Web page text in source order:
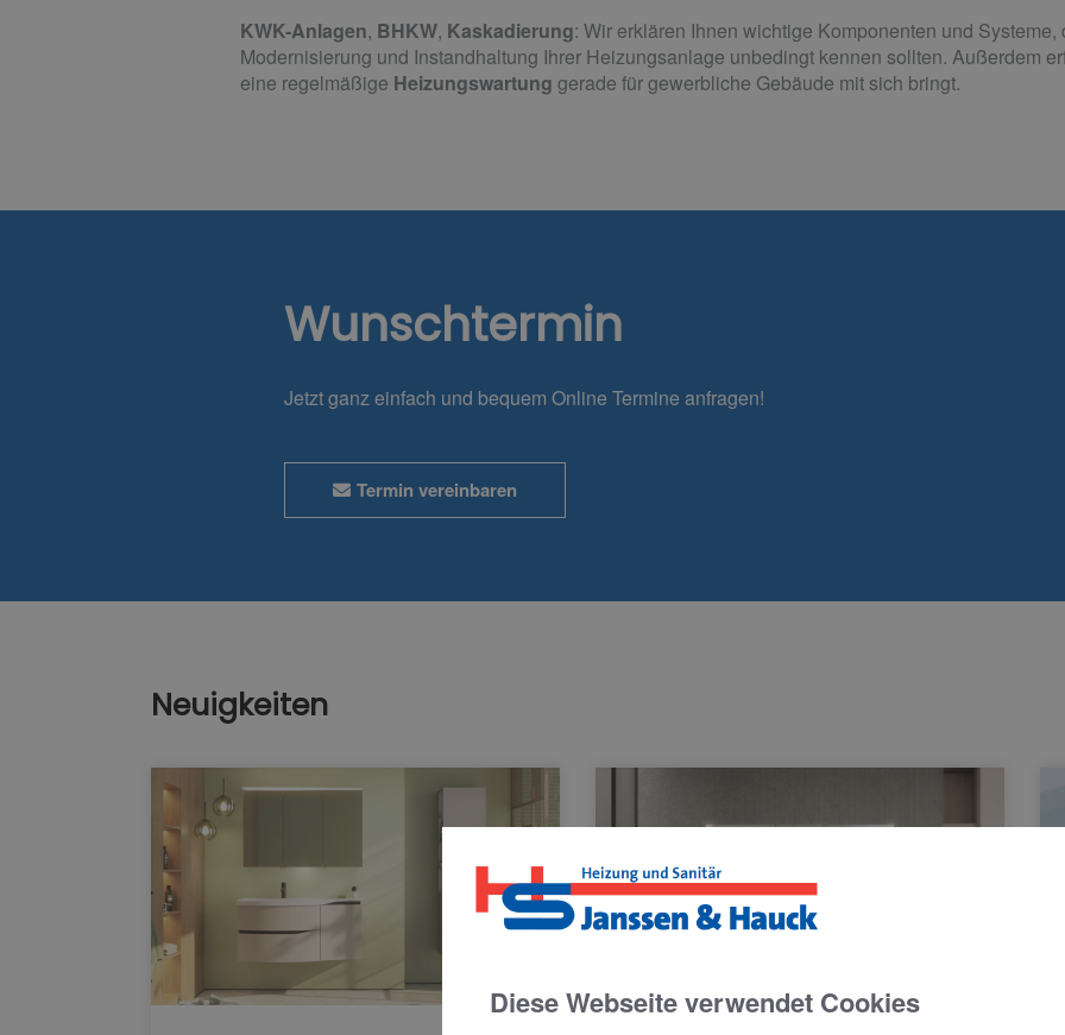
KWK-Anlagen, BHKW, Kaskadierung: Wir erklären Ihnen wichtige Komponenten und
Modernisierung und Instandhaltung Ihrer Heizungsanlage unbedingt kennen sollten. Außerdem
eine regelmäßige Heizungswartung gerade für gewerbliche Gebäude mit sich bringt.
Wunschtermin
Jetzt ganz einfach und bequem Online Termine anfragen!
Termin vereinbaren
Neuigkeiten
Diese Webseite verwendet Cookies